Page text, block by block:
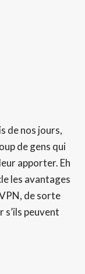
de nos jours,
de gens qui
apporter. Eh
les avantages
de sorte
s’ils peuvent